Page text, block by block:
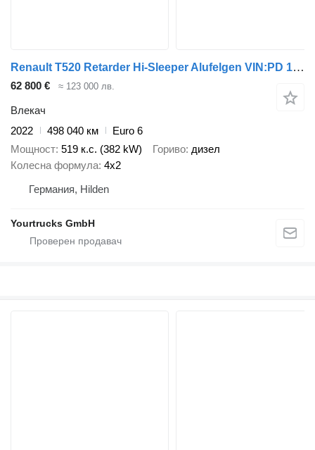
Renault T520 Retarder Hi-Sleeper Alufelgen VIN:PD 10Stk
62 800 € ≈ 123 000 лв.
Влекач
2022
498 040 км
Euro 6
Мощност 519 к.с. (382 kW) Гориво дизел
Колесна формула 4x2
Германия, Hilden
Yourtrucks GmbH